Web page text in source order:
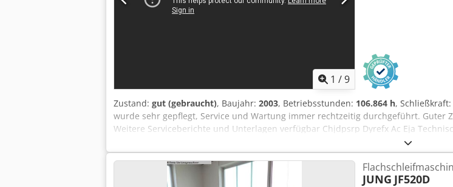
1 /9
Zustand: gut (gebraucht), Baujahr: 2003, Betriebsstunden: 106.864 h, Schließkraft:
wurde sehr gepflegt, Service und Wartung immer rechtzeitig durchgeführt. Guter
Weitere Serviceberichte und Unterlagen verfügbar Chjdpsrp Dyrefx Ac Eja
1300 kN Schneckendurchmesser: 35 mm Schneckenweg: 180 mm Zufahrkraft: 50
Auswerferkraft: 40 kN Advance Paket - VE561/20 LGS lagegeregelte Schnecke
und Reproduzierbarkeit des Spritzvorganges, der Staudruck ist geregelt, die
Energiesparsystem zur automatischen Leistungsoptimierung und zur
JUNG JF520D